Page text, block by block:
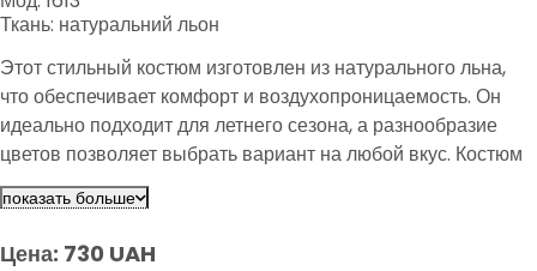
Ткань: натуральний льон
Этот стильный костюм изготовлен из натурального льна,
что обеспечивает комфорт и воздухопроницаемость. Он
идеально подходит для летнего сезона, а разнообразие
цветов позволяет выбрать вариант на любой вкус. Костюм
подчеркивает фигуру и добавляет элегантности вашему
образу.
показать больше
Цена: 730 UAH